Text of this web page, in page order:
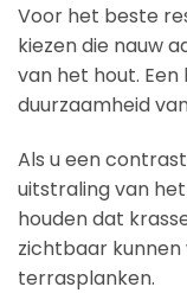
Voor het beste
kiezen die nauw
van het hout.
duurzaamheid
Als u een
uitstraling van
houden dat
zichtbaar
terrasplanken.